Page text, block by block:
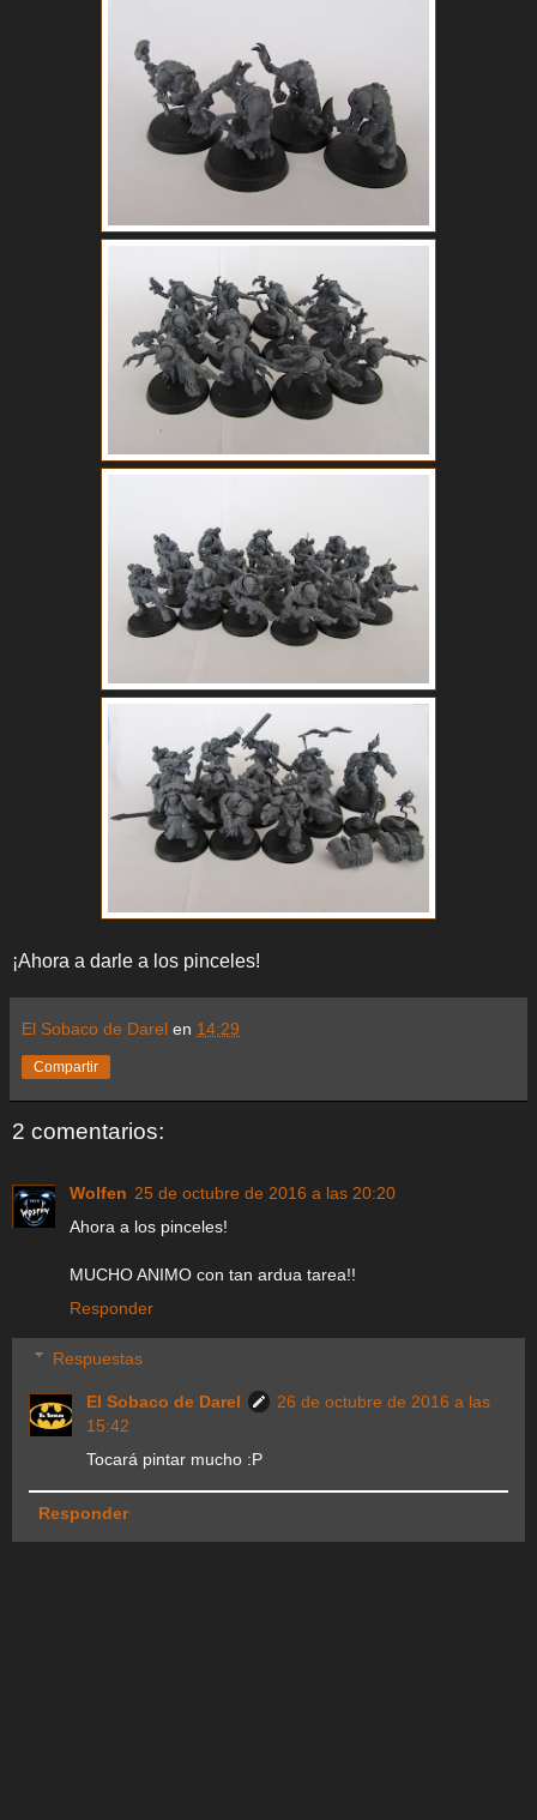
¡Ahora a darle a los pinceles!
El Sobaco de Darel en 14:29
Compartir
2 comentarios:
Wolfen 25 de octubre de 2016 a las 20:20
Ahora a los pinceles!
MUCHO ANIMO con tan ardua tarea!!
Responder
Respuestas
El Sobaco de Darel
26 de octubre de 2016 a las
15:42
Tocará pintar mucho :P
Responder